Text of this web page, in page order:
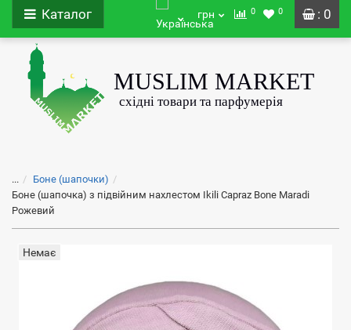
: 0
Каталог грн 0 0
...
Боне (шапочки)
Боне (шапочка) з підвійним нахлестом Ikili Capraz Bone Maradi
Рожевий
Немає